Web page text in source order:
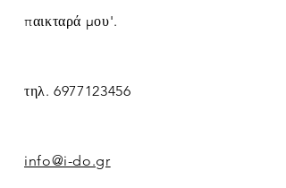
παικταρά μου'.
τηλ. 6977123456
info@i-do.gr